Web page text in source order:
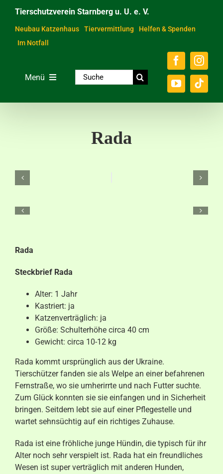
Inhalt
springen
Tierschutzverein Starnberg u. U. e. V.
Neubau Katzenhaus Tiervermittlung
Helfen & Spenden
Im Notfall
Menü
Ratgeber & Service
Suche
nach:
Rada
Rada
Steckbrief Rada
Alter: 1 Jahr
Kastriert: ja
Katzenverträglich: ja
Größe: Schulterhöhe circa 40 cm
Gewicht: circa 10-12 kg
Rada kommt ursprünglich aus der Ukraine.
Tierschützer fanden sie als Welpe an einer befahrenen
Fernstraße, wo sie umherirrte und nach Futter suchte.
Zum Glück konnten sie sie einfangen und in Sicherheit
bringen. Seitdem lebt sie auf einer Pflegestelle und
wartet sehnsüchtig auf ein richtiges Zuhause.
Rada ist eine fröhliche junge Hündin, die typisch für ihr
Alter noch sehr verspielt ist. Rada hat ein freundliches
Wesen ist super verträglich mit anderen Hunden,